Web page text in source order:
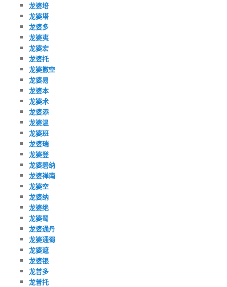
龙婆培
龙婆塔
龙婆多
龙婆夷
龙婆宏
龙婆托
龙婆撒空
龙婆易
龙婆本
龙婆术
龙婆添
龙婆温
龙婆班
龙婆瑞
龙婆登
龙婆碧纳
龙婆禅南
龙婆空
龙婆纳
龙婆绝
龙婆蜀
龙婆通丹
龙婆通蜀
龙婆遮
龙婆银
龙普多
龙普托